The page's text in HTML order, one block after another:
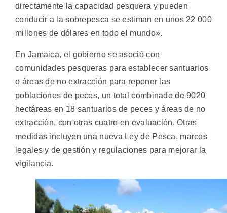
directamente la capacidad pesquera y pueden
conducir a la sobrepesca se estiman en unos 22 000
millones de dólares en todo el mundo».
En Jamaica, el gobierno se asoció con
comunidades pesqueras para establecer santuarios
o áreas de no extracción para reponer las
poblaciones de peces, un total combinado de 9020
hectáreas en 18 santuarios de peces y áreas de no
extracción, con otras cuatro en evaluación. Otras
medidas incluyen una nueva Ley de Pesca, marcos
legales y de gestión y regulaciones para mejorar la
vigilancia.